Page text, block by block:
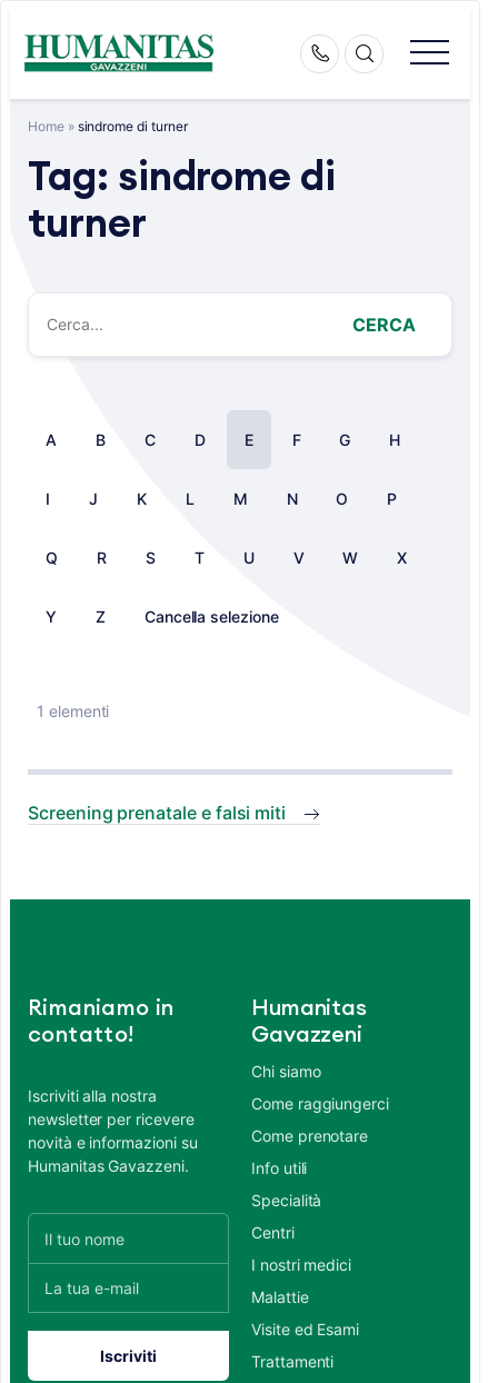
content
Home» sindrome di turner
Tag: sindrome di
turner
CERCA
A B C D E F G H
I J K L M N O P
Q R S T U V W X
Y Z Cancella selezione
1 elementi
Screening prenatale e falsi miti
Rimaniamo in
contatto!
Iscriviti alla nostra
newsletter per ricevere
novità e informazioni su
Humanitas Gavazzeni.
Humanitas
Gavazzeni
Chi siamo
Come raggiungerci
Come prenotare
Info utili
Specialità
Centri
I nostri medici
Malattie
Visite ed Esami
Trattamenti